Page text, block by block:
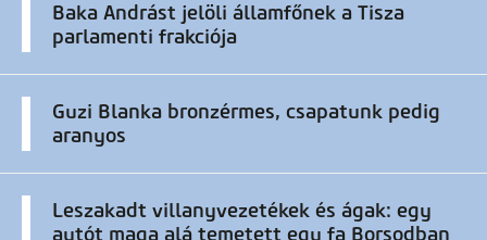
Baka Andrást jelöli államfőnek a Tisza
parlamenti frakciója
Guzi Blanka bronzérmes, csapatunk pedig
aranyos
Leszakadt villanyvezetékek és ágak: egy
autót maga alá temetett egy fa Borsodban